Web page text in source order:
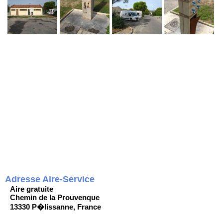
Adresse Aire-Service
Aire gratuite
Chemin de la Prouvenque
13330 P�lissanne, France